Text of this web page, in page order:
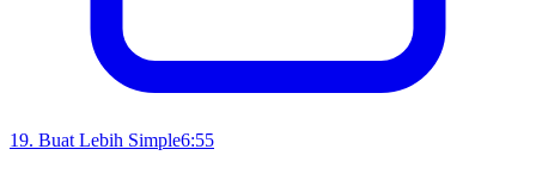
19. Buat Lebih Simple6:55